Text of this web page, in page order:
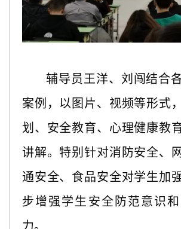
辅导员王洋、刘闯结合
案例，以图片、视频等形式
划、安全教育、心理健康教
讲解。特别针对消防安全、
通安全、食品安全对学生加
步增强学生安全防范意识
力。